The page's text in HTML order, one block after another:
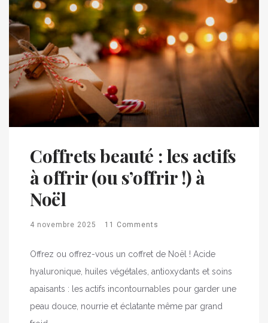
Coffrets beauté : les actifs
à offrir (ou s’offrir !) à
Noël
4 novembre 2025 11 Comments
Offrez ou offrez-vous un coffret de Noël ! Acide
hyaluronique, huiles végétales, antioxydants et soins
apaisants : les actifs incontournables pour garder une
peau douce, nourrie et éclatante même par grand